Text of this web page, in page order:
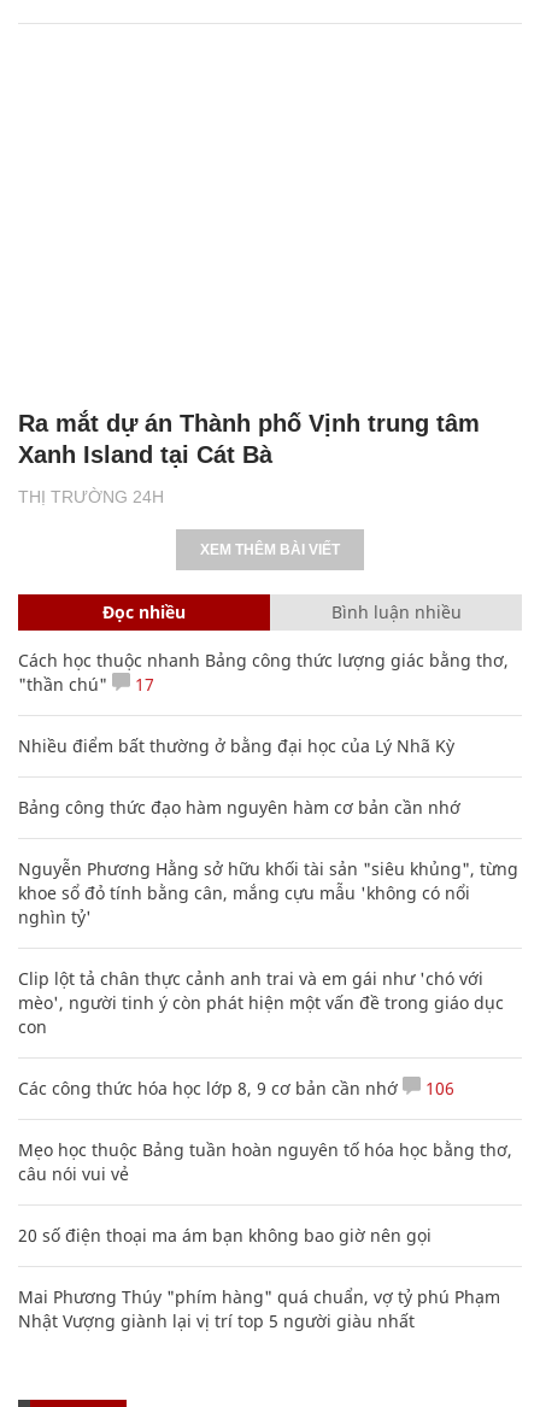
THỊ TRƯỜNG 24H
Ra mắt dự án Thành phố Vịnh trung tâm
Xanh Island tại Cát Bà
XEM THÊM BÀI VIẾT
Đọc nhiều Bình luận nhiều
Cách học thuộc nhanh Bảng công thức lượng giác bằng thơ,
"thần chú"
17
Nhiều điểm bất thường ở bằng đại học của Lý Nhã Kỳ
Bảng công thức đạo hàm nguyên hàm cơ bản cần nhớ
Nguyễn Phương Hằng sở hữu khối tài sản "siêu khủng", từng
khoe sổ đỏ tính bằng cân, mắng cựu mẫu 'không có nổi
nghìn tỷ'
Clip lột tả chân thực cảnh anh trai và em gái như 'chó với
mèo', người tinh ý còn phát hiện một vấn đề trong giáo dục
con
Các công thức hóa học lớp 8, 9 cơ bản cần nhớ 106
Mẹo học thuộc Bảng tuần hoàn nguyên tố hóa học bằng thơ,
câu nói vui vẻ
20 số điện thoại ma ám bạn không bao giờ nên gọi
Mai Phương Thúy "phím hàng" quá chuẩn, vợ tỷ phú Phạm
Nhật Vượng giành lại vị trí top 5 người giàu nhất